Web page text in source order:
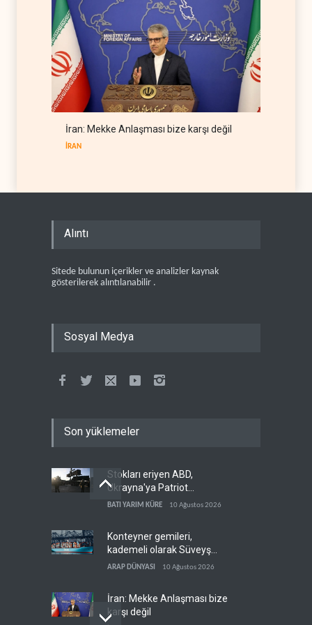
İran: Mekke Anlaşması bize karşı değil
İRAN
Alıntı
Sitede bulunun içerikler ve analizler kaynak
gösterilerek alıntılanabilir .
Sosyal Medya
Son yüklemeler
Stokları eriyen ABD,
Ukrayna'ya Patriot
vermemek için bahane
BATI YARIM KÜRE 10 Ağustos 2026
Konteyner gemileri,
kademeli olarak Süveyş
güzergahına dönüyor
ARAP DÜNYASI 10 Ağustos 2026
İran: Mekke Anlaşması bize
karşı değil